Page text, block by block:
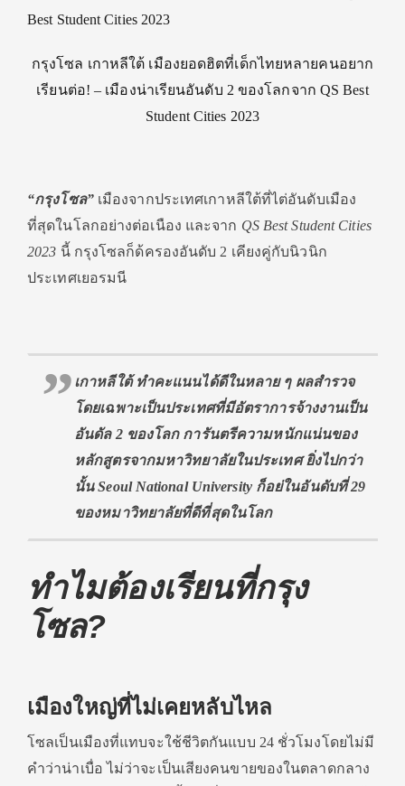
กรุงโซล เกาหลีใต้ เมืองยอดฮิตที่เด็กไทยหลายคนอยาก
เรียนต่อ! – เมืองน่าเรียนอันดับ 2 ของโลกจาก QS Best
Student Cities 2023
“กรุงโซล” เมืองจากประเทศเกาหลีใต้ที่ไต่อันดับเมือง
ที่สุดในโลกอย่างต่อเนือง และจาก QS Best Student Cities
2023 นี้ กรุงโซลก็ด้ครองอันดับ 2 เคียงคู่กับนิวนิก
ประเทศเยอรมนี
เกาหลีใต้ ทำคะแนนได้ดีในหลาย ๆ ผลสำรวจ
โดยเฉพาะเป็นประเทศที่มีอัตราการจ้างงานเป็น
อันดัล 2 ของโลก การันตรีความหนักแน่นของ
หลักสูตรจากมหาวิทยาลัยในประเทศ ยิ่งไปกว่า
นั้น Seoul National University ก็อย่ในอันดับที่ 29
ของหมาวิทยาลัยที่ดีที่สุดในโลก
ทำไมต้องเรียนที่กรุง
โซล?
เมืองใหญ่ที่ไม่เคยหลับไหล
โซลเป็นเมืองที่แทบจะใช้ชีวิตกันแบบ 24 ชั่วโมงโดยไม่มี
คำว่าน่าเบื่อ ไม่ว่าจะเป็นเสียงคนขายของในตลาดกลาง